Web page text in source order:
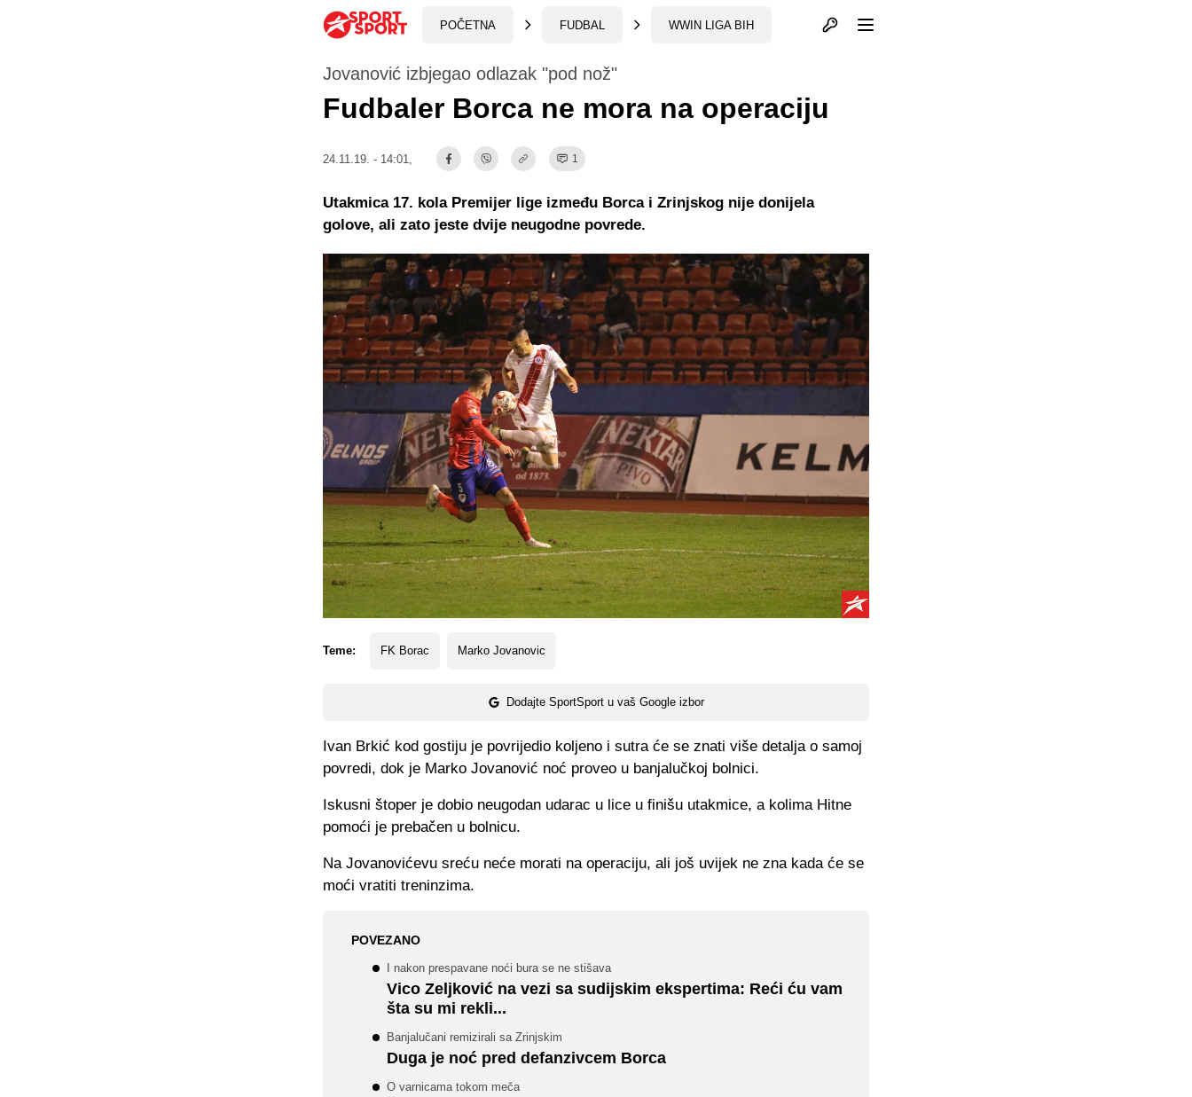
POČETNA FUDBAL WWIN LIGA BIH Otvori profil
Jovanović izbjegao odlazak "pod nož"
Fudbaler Borca ne mora na operaciju
24.11.19. - 14:01, 1
Teme: FK Borac Marko Jovanovic
Dodajte SportSport u vaš Google izbor
Utakmica 17. kola Premijer lige između Borca i Zrinjskog nije donijela
golove, ali zato jeste dvije neugodne povrede.
Ivan Brkić kod gostiju je povrijedio koljeno i sutra će se znati više detalja o samoj
povredi, dok je Marko Jovanović noć proveo u banjalučkoj bolnici.
Iskusni štoper je dobio neugodan udarac u lice u finišu utakmice, a kolima Hitne
pomoći je prebačen u bolnicu.
Na Jovanovićevu sreću neće morati na operaciju, ali još uvijek ne zna kada će se
moći vratiti treninzima.
POVEZANO
I nakon prespavane noći bura se ne stišava
Vico Zeljković na vezi sa sudijskim ekspertima: Reći ću vam
šta su mi rekli...
Banjalučani remizirali sa Zrinjskim
Duga je noć pred defanzivcem Borca
O varnicama tokom meča